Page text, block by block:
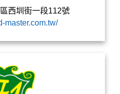
西圳街一段112號
master.com.tw/